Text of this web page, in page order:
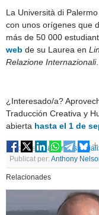
La Università di
con unos orígenes que
más de 50 000
web de su Laurea en
Relazione Internazionali.
¿Interesado/a?
Traducción Creativa y
abierta hasta el 1 de
Etiquetes Máster,
Publicat per: Anthony
Relacionades